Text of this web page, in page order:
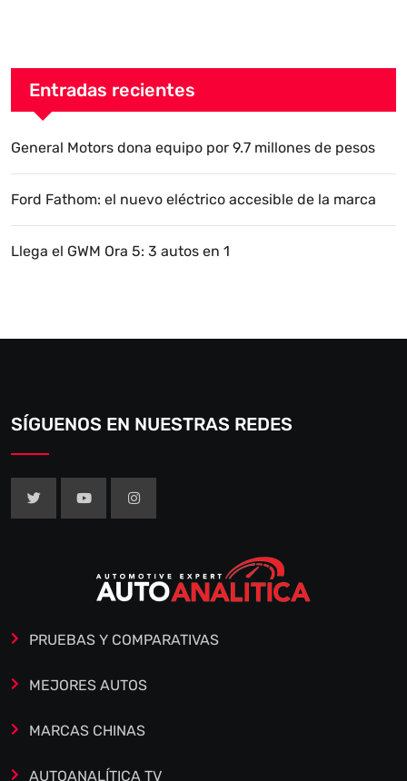
Entradas recientes
General Motors dona equipo por 9.7 millones de pesos
Ford Fathom: el nuevo eléctrico accesible de la marca
Llega el GWM Ora 5: 3 autos en 1
SÍGUENOS EN NUESTRAS REDES
PRUEBAS Y COMPARATIVAS
MEJORES AUTOS
MARCAS CHINAS
AUTOANALÍTICA TV